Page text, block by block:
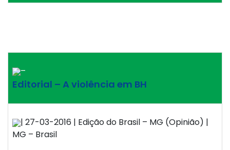
–
Editorial – A violência em BH
| 27-03-2016 | Edição do Brasil – MG (Opinião) |
MG – Brasil